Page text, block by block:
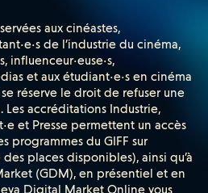
aux cinéastes,
de l’industrie du cinéma,
influenceur·euse·s,
et aux étudiant·e·s en cinéma
réserve le droit de refuser une
accréditations Industrie,
et Presse permettent un accès
programmes du GIFF sur
places disponibles), ainsi qu’à
(GDM), en présentiel et en
Digital Market Online vous